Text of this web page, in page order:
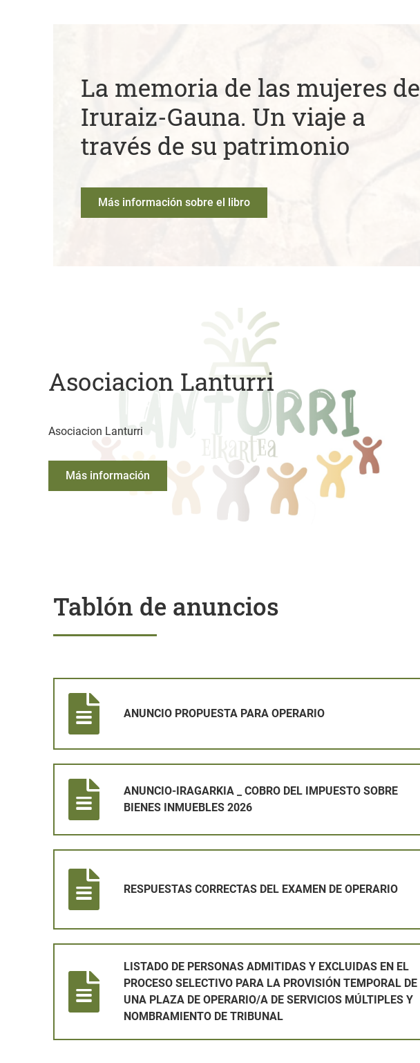
La memoria de las mujeres de
Iruraiz-Gauna. Un viaje a
través de su patrimonio
Más información sobre el libro
Asociacion Lanturri
Asociacion Lanturri
Más información
Tablón de anuncios
ANUNCIO PROPUESTA PARA OPERARIO
ANUNCIO-IRAGARKIA _ COBRO DEL IMPUESTO SOBRE
BIENES INMUEBLES 2026
RESPUESTAS CORRECTAS DEL EXAMEN DE OPERARIO
LISTADO DE PERSONAS ADMITIDAS Y EXCLUIDAS EN EL
PROCESO SELECTIVO PARA LA PROVISIÓN TEMPORAL DE
UNA PLAZA DE OPERARIO/A DE SERVICIOS MÚLTIPLES Y
NOMBRAMIENTO DE TRIBUNAL